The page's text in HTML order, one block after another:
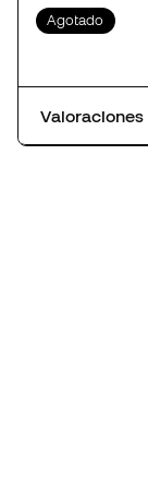
Agotado
Valoraciones